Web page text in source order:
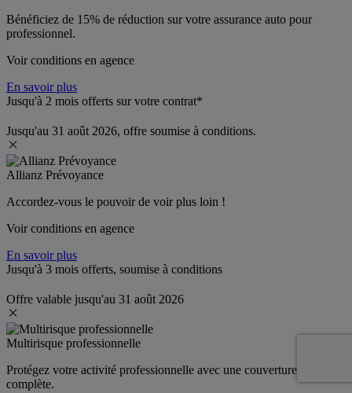
Bénéficiez de 15% de réduction sur votre assurance auto pour
professionnel.
Voir conditions en agence
En savoir plus
Jusqu'à 2 mois offerts sur votre contrat*
Jusqu'au 31 août 2026, offre soumise à conditions.
Allianz Prévoyance
Accordez-vous le pouvoir de voir plus loin !
Voir conditions en agence
En savoir plus
Jusqu'à 3 mois offerts, soumise à conditions
Offre valable jusqu'au 31 août 2026
Multirisque professionnelle
Protégez votre activité professionnelle avec une couverture
complète.